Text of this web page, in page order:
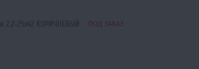
2.2-25х42 КОРИЧНЕВЫЙ ПОД ЗАКАЗ